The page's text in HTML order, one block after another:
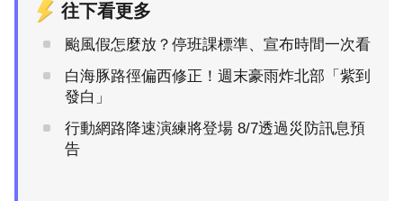
往下看更多
颱風假怎麼放？停班課標準、宣布時間一次看
白海豚路徑偏西修正！週末豪雨炸北部「紫到
發白」
行動網路降速演練將登場 8/7透過災防訊息預
告